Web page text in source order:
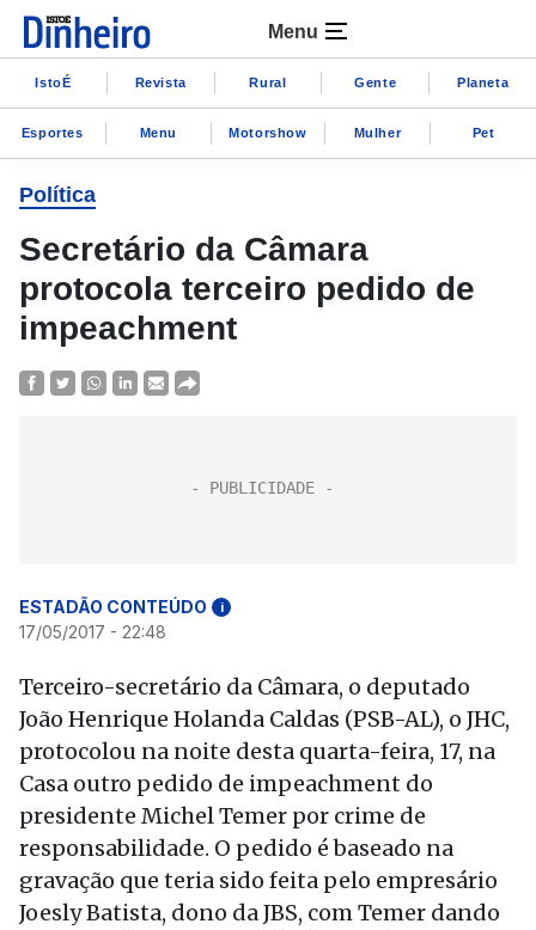
Menu
IstoÉ Revista Rural Gente Planeta
Esportes Menu Motorshow Mulher Pet
Política
Secretário da Câmara
protocola terceiro pedido de
impeachment
ESTADÃO CONTEÚDO i
17/05/2017 - 22:48
Terceiro-secretário da Câmara, o deputado
João Henrique Holanda Caldas (PSB-AL), o JHC,
protocolou na noite desta quarta-feira, 17, na
Casa outro pedido de impeachment do
presidente Michel Temer por crime de
responsabilidade. O pedido é baseado na
gravação que teria sido feita pelo empresário
Joesly Batista, dono da JBS, com Temer dando